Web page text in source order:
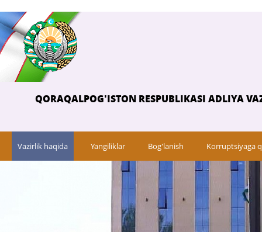
QORAQALPOG'ISTON RESPUBLIKASI ADLIYA
Vazirlik haqida Yangiliklar Bog'lanish Korruptsiyaga